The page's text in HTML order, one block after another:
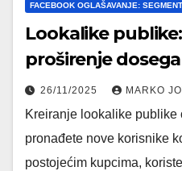
FACEBOOK OGLAŠAVANJE:
Lookalike
proširenje dosega
26/11/2025 MARKO
Kreiranje lookalike publike
pronađete nove korisnike
postojećim kupcima,